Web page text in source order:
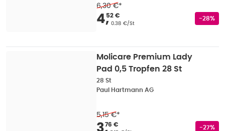
6,30 €*
Verkaufspreis 4,52
4,52 €
Grundpreis
0.38 €/St
-28%
Molicare Premium Lady
Pad 0,5 Tropfen 28 St
28 St
Paul Hartmann AG
5,15 €*
Verkaufspreis 3,76
76 € -27%